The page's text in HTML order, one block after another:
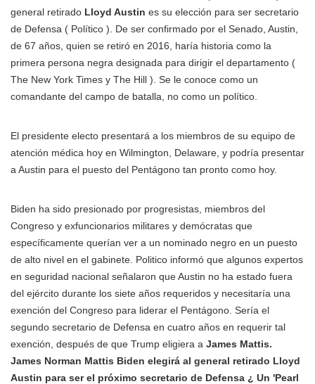
general retirado Lloyd Austin es su elección para ser secretario
de Defensa ( Político ). De ser confirmado por el Senado, Austin,
de 67 años, quien se retiró en 2016, haría historia como la
primera persona negra designada para dirigir el departamento (
The New York Times y The Hill ). Se le conoce como un
comandante del campo de batalla, no como un político.
El presidente electo presentará a los miembros de su equipo de
atención médica hoy en Wilmington, Delaware, y podría presentar
a Austin para el puesto del Pentágono tan pronto como hoy.
Biden ha sido presionado por progresistas, miembros del
Congreso y exfuncionarios militares y demócratas que
específicamente querían ver a un nominado negro en un puesto
de alto nivel en el gabinete. Politico informó que algunos expertos
en seguridad nacional señalaron que Austin no ha estado fuera
del ejército durante los siete años requeridos y necesitaría una
exención del Congreso para liderar el Pentágono. Sería el
segundo secretario de Defensa en cuatro años en requerir tal
exención, después de que Trump eligiera a James Mattis.
James Norman Mattis Biden elegirá al general retirado Lloyd
Austin para ser el próximo secretario de Defensa ¿ Un 'Pearl